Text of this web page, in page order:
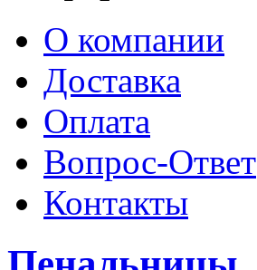
О компании
Доставка
Оплата
Вопрос-Ответ
Контакты